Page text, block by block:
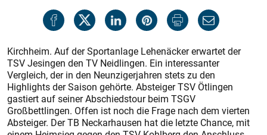
Kirchheim. Auf der Sportanlage Lehenäcker erwartet der
TSV Jesingen den TV Neidlingen. Ein interessanter
Vergleich, der in den Neunzigerjahren stets zu den
Highlights der Saison gehörte. Absteiger TSV Ötlingen
gastiert auf seiner Abschiedstour beim TSGV
Großbettlingen. Offen ist noch die Frage nach dem vierten
Absteiger. Der TB Neckarhausen hat die letzte Chance, mit